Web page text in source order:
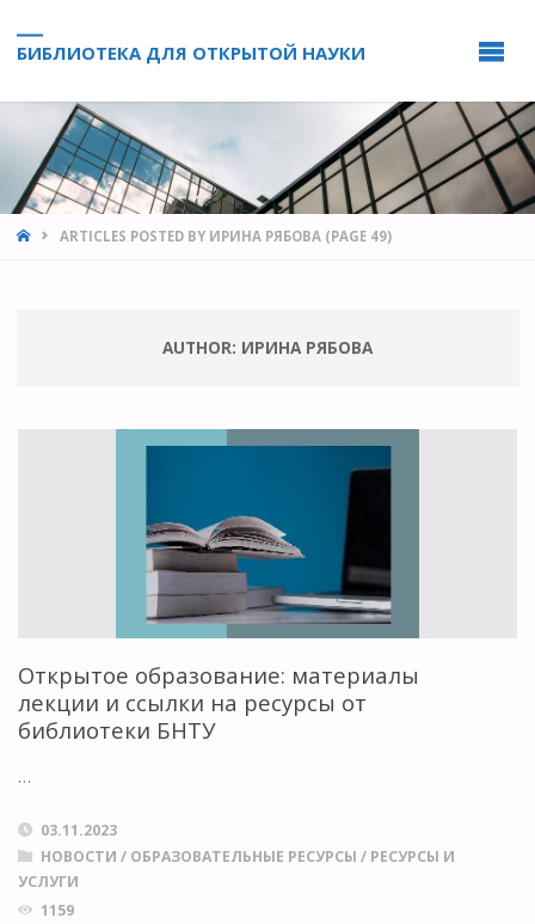
БИБЛИОТЕКА ДЛЯ ОТКРЫТОЙ НАУКИ
HOMEARTICLES POSTED BY ИРИНА РЯБОВА(PAGE 49)
AUTHOR: ИРИНА РЯБОВА
Открытое образование: материалы
лекции и ссылки на ресурсы от
библиотеки БНТУ
…
03.11.2023
НОВОСТИ / ОБРАЗОВАТЕЛЬНЫЕ РЕСУРСЫ / РЕСУРСЫ И
УСЛУГИ
1159